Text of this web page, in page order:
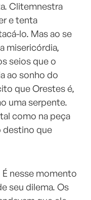
Clitemnestra
e tenta
lo. Mas ao se
misericórdia,
seios que o
ao sonho do
que Orestes é,
uma serpente.
como na peça
destino que
É nesse momento
seu dilema. Os